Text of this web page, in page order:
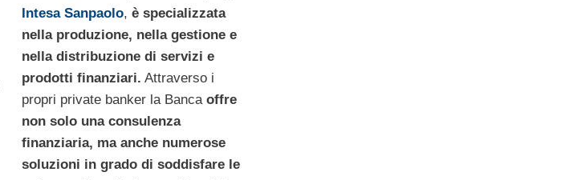
Intesa Sanpaolo, è specializzata
nella produzione, nella gestione e
nella distribuzione di servizi e
prodotti finanziari. Attraverso i
propri private banker la Banca offre
non solo una consulenza
finanziaria, ma anche numerose
soluzioni in grado di soddisfare le